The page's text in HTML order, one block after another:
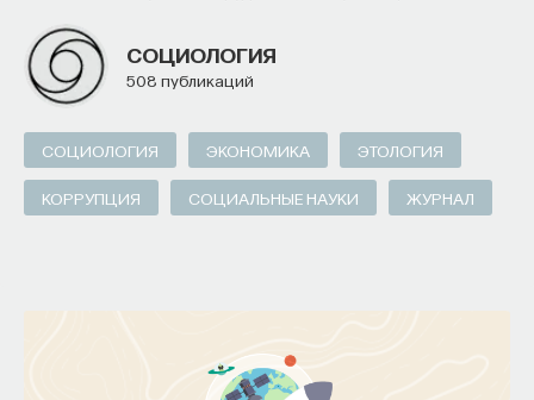
СОЦИОЛОГИЯ
508 публикаций
СОЦИОЛОГИЯ ЭКОНОМИКА ЭТОЛОГИЯ
КОРРУПЦИЯ СОЦИАЛЬНЫЕ НАУКИ ЖУРНАЛ